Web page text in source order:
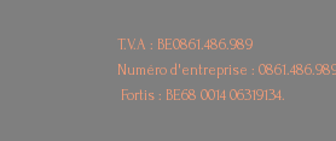
T.V.A : BE0861.486.989
Numéro d'entreprise :
Fortis : BE68 0014 06319134.